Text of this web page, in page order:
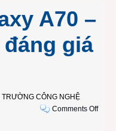
A70 –
giá
TRƯỜNG CÔNG NGHỆ
Comments Offon